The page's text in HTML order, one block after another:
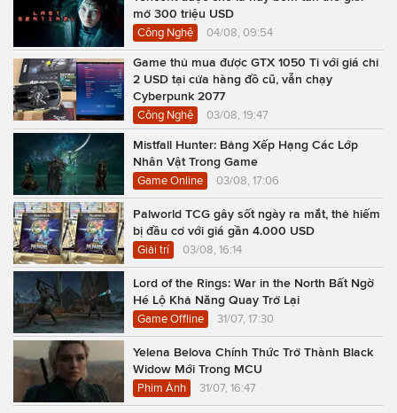
mở 300 triệu USD
Công Nghệ 04/08, 09:54
Game thủ mua được GTX 1050 Ti với giá chỉ
2 USD tại cửa hàng đồ cũ, vẫn chạy
Cyberpunk 2077
Công Nghệ 03/08, 19:47
Mistfall Hunter: Bảng Xếp Hạng Các Lớp
Nhân Vật Trong Game
Game Online 03/08, 17:06
Palworld TCG gây sốt ngày ra mắt, thẻ hiếm
bị đầu cơ với giá gần 4.000 USD
Giải trí 03/08, 16:14
Lord of the Rings: War in the North Bất Ngờ
Hé Lộ Khả Năng Quay Trở Lại
Game Offline 31/07, 17:30
Yelena Belova Chính Thức Trở Thành Black
Widow Mới Trong MCU
Phim Ảnh 31/07, 16:47